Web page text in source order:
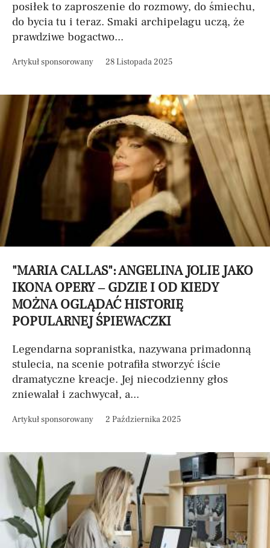
posiłek to zaproszenie do rozmowy, do śmiechu,
do bycia tu i teraz. Smaki archipelagu uczą, że
prawdziwe bogactwo...
Artykuł sponsorowany 28 Listopada 2025
"MARIA CALLAS": ANGELINA JOLIE JAKO
IKONA OPERY – GDZIE I OD KIEDY
MOŻNA OGLĄDAĆ HISTORIĘ
POPULARNEJ ŚPIEWACZKI
Legendarna sopranistka, nazywana primadonną
stulecia, na scenie potrafiła stworzyć iście
dramatyczne kreacje. Jej niecodzienny głos
zniewalał i zachwycał, a...
Artykuł sponsorowany 2 Października 2025